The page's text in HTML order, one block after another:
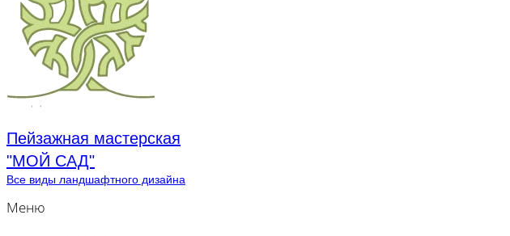
Пейзажная мастерская
"МОЙ САД"
Все виды ландшафтного дизайна
Меню